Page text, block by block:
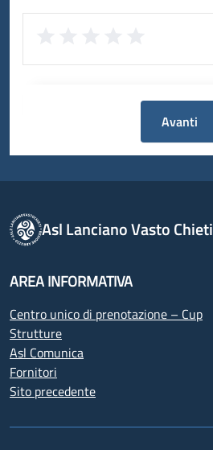
Avanti
Asl Lanciano Vasto Chieti
AREA INFORMATIVA
Centro unico di prenotazione – Cup
Strutture
Asl Comunica
Fornitori
Sito precedente